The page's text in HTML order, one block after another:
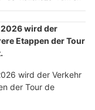
wird der
Etappen der Tour
wird der Verkehr
der Tour de